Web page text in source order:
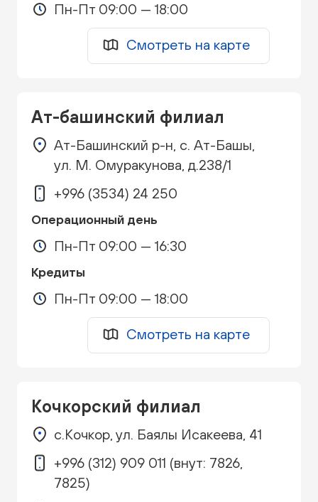
Пн-Пт 09:00 — 18:00
Смотреть на карте
Ат-башинский филиал
Ат-Башинский р-н, с. Ат-Башы,
ул. М. Омуракунова, д.238/1
+996 (3534) 24 250
Операционный день
Пн-Пт 09:00 — 16:30
Кредиты
Пн-Пт 09:00 — 18:00
Смотреть на карте
Кочкорский филиал
с.Кочкор, ул. Баялы Исакеева, 41
+996 (312) 909 011 (внут: 7826,
7825)